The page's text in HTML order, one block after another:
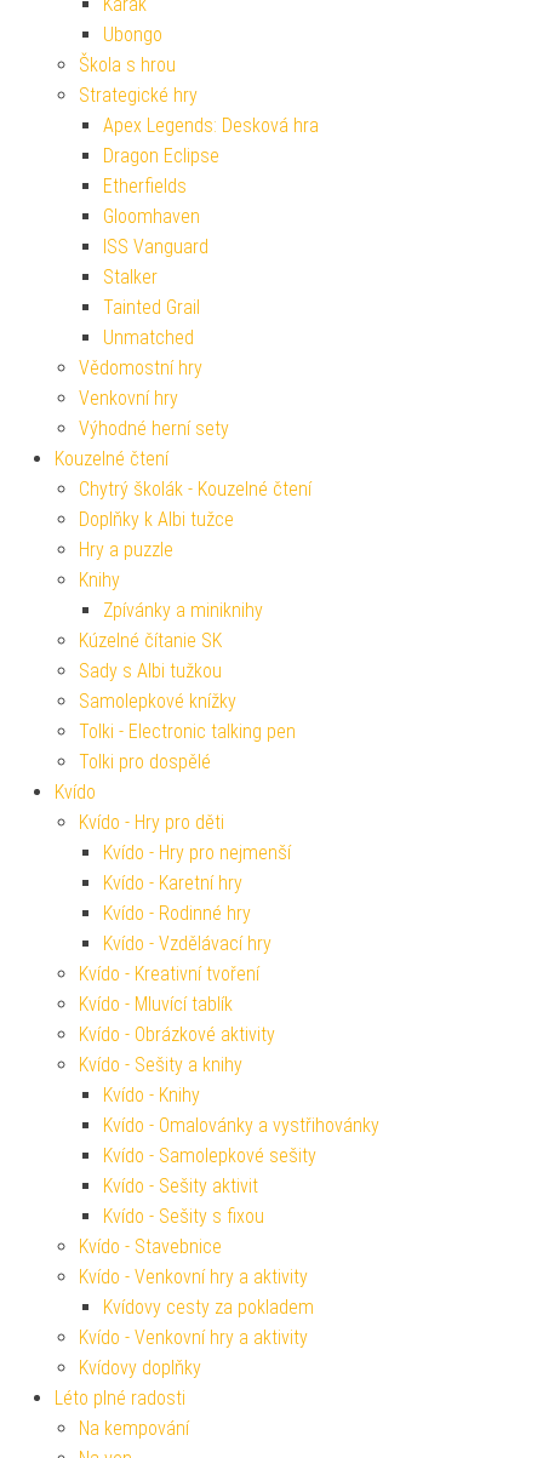
Karak
Ubongo
Škola s hrou
Strategické hry
Apex Legends: Desková hra
Dragon Eclipse
Etherfields
Gloomhaven
ISS Vanguard
Stalker
Tainted Grail
Unmatched
Vědomostní hry
Venkovní hry
Výhodné herní sety
Kouzelné čtení
Chytrý školák - Kouzelné čtení
Doplňky k Albi tužce
Hry a puzzle
Knihy
Zpívánky a miniknihy
Kúzelné čítanie SK
Sady s Albi tužkou
Samolepkové knížky
Tolki - Electronic talking pen
Tolki pro dospělé
Kvído
Kvído - Hry pro děti
Kvído - Hry pro nejmenší
Kvído - Karetní hry
Kvído - Rodinné hry
Kvído - Vzdělávací hry
Kvído - Kreativní tvoření
Kvído - Mluvící tablík
Kvído - Obrázkové aktivity
Kvído - Sešity a knihy
Kvído - Knihy
Kvído - Omalovánky a vystřihovánky
Kvído - Samolepkové sešity
Kvído - Sešity aktivit
Kvído - Sešity s fixou
Kvído - Stavebnice
Kvído - Venkovní hry a aktivity
Kvídovy cesty za pokladem
Kvído - Venkovní hry a aktivity
Kvídovy doplňky
Léto plné radosti
Na kempování